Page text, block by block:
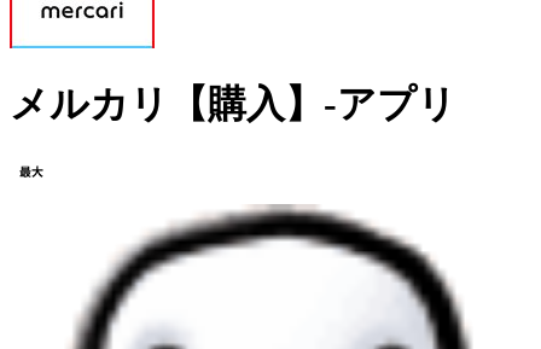
メルカリ【購入】-アプリ